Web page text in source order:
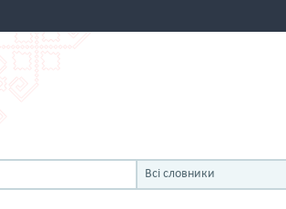
Всі словники